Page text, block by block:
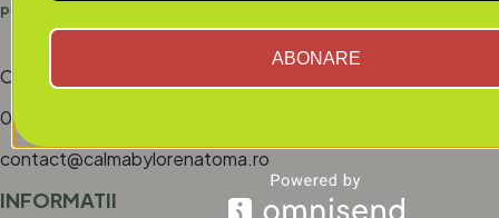
pentru toate produsele noastre.
CONTACT
0742.938.574/ 0758.349.256
contact@calmabylorenatoma.ro
INFORMATII
ABONARE